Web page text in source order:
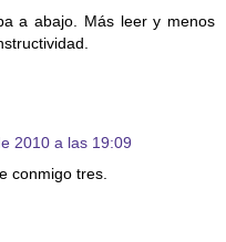
a abajo. Más leer y menos
2010 a las 19:09
conmigo tres.